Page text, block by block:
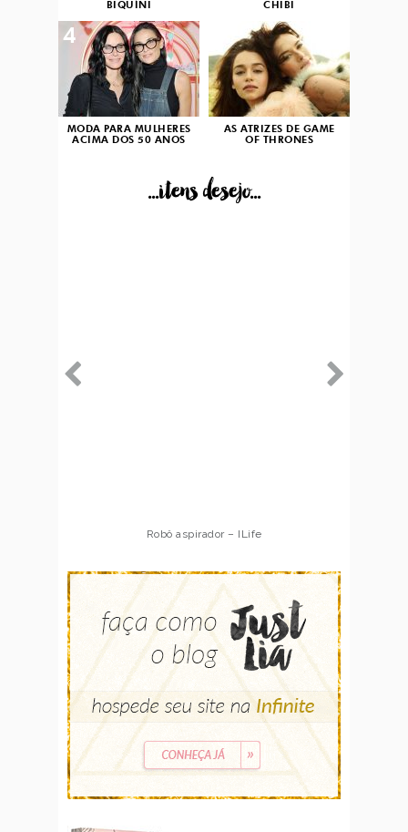
BIQUÍNI CHIBI
MODA PARA MULHERES
ACIMA DOS 50 ANOS
4
AS ATRIZES DE GAME
OF THRONES
...itens desejo...
Robô aspirador – ILife